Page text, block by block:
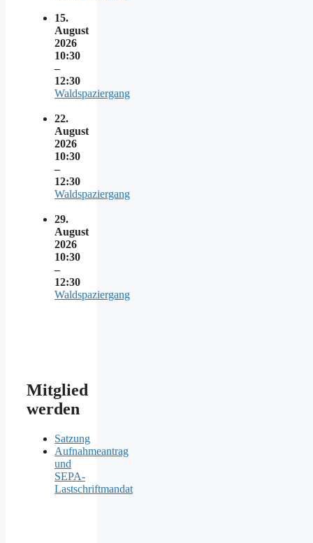
15.
August
2026
10:30
–
12:30
Waldspaziergang
22.
August
2026
10:30
–
12:30
Waldspaziergang
29.
August
2026
10:30
–
12:30
Waldspaziergang
Mitglied
werden
Satzung
Aufnahmeantrag
und
SEPA-
Lastschriftmandat